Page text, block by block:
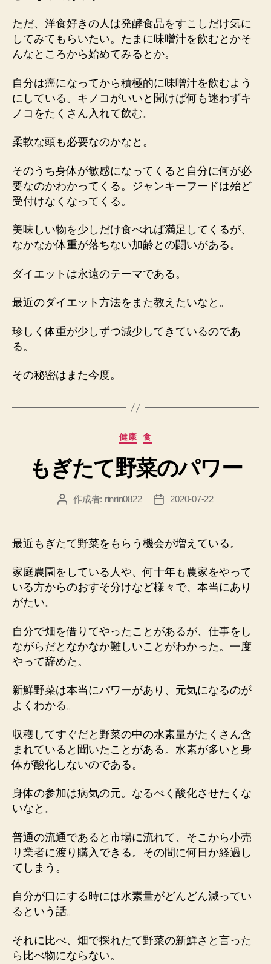
ただ、洋食好きの人は発酵食品をすこしだけ気に
してみてもらいたい。たまに味噌汁を飲むとかそ
んなところから始めてみるとか。
自分は癌になってから積極的に味噌汁を飲むよう
にしている。キノコがいいと聞けば何も迷わずキ
ノコをたくさん入れて飲む。
柔軟な頭も必要なのかなと。
そのうち身体が敏感になってくると自分に何が必
要なのかわかってくる。ジャンキーフードは殆ど
受付けなくなってくる。
美味しい物を少しだけ食べれば満足してくるが、
なかなか体重が落ちない加齢との闘いがある。
ダイエットは永遠のテーマである。
最近のダイエット方法をまた教えたいなと。
珍しく体重が少しずつ減少してきているのであ
る。
その秘密はまた今度。
カ
ゴ
リ
健康 食
もぎたて野菜のパワー
投 作成者: rinrin0822
投
2020-07-22
最近もぎたて野菜をもらう機会が増えている。
家庭農園をしている人や、何十年も農家をやって
いる方からのおすそ分けなど様々で、本当にあり
がたい。
自分で畑を借りてやったことがあるが、仕事をし
ながらだとなかなか難しいことがわかった。一度
やって辞めた。
新鮮野菜は本当にパワーがあり、元気になるのが
よくわかる。
収穫してすぐだと野菜の中の水素量がたくさん含
まれていると聞いたことがある。水素が多いと身
体が酸化しないのである。
身体の参加は病気の元。なるべく酸化させたくな
いなと。
普通の流通であると市場に流れて、そこから小売
り業者に渡り購入できる。その間に何日か経過し
てしまう。
自分が口にする時には水素量がどんどん減ってい
るという話。
それに比べ、畑で採れたて野菜の新鮮さと言った
ら比べ物にならない。